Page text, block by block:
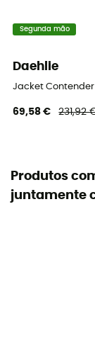
Segunda mão
Daehlie
Jacket
69,58 € 231,92
Produtos
juntamente